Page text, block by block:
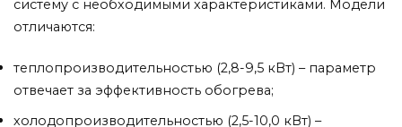
систему с необходимыми характеристиками. Модели
отличаются:
теплопроизводительностью (2,8-9,5 кВт) – параметр
отвечает за эффективность обогрева;
холодопроизводительностью (2,5-10,0 кВт) –